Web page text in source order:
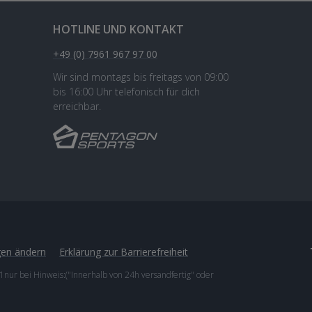
HOTLINE UND KONTAKT
+49 (0) 7961 967 97 00
Wir sind montags bis freitags von 09:00
bis 16:00 Uhr telefonisch für dich
erreichbar.
ändern Erklärung zur Barrierefreiheit
bei Hinweis:("Innerhalb von 24h versandfertig" oder